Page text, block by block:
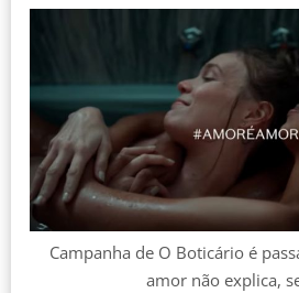
Campanha de O Boticário é
amor não explica,